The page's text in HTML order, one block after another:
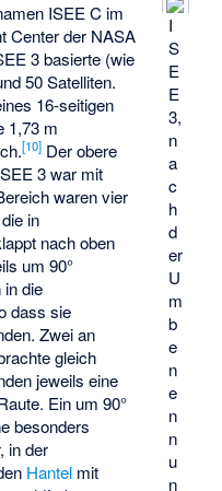
I
S
E
E
3,
n
a
c
h
d
er
U
m
b
e
n
e
n
n
u
n
ISEE C im
Center der NASA
3 basierte (wie
50Satelliten.
16-seitigen
1,73 m
[10] Der obere
3 war mit
waren vier
in
nach oben
um 90°
in die
dass sie
Zwei an
gleich
jeweils eine
Ein um 90°
besonders
in der
Hantel mit